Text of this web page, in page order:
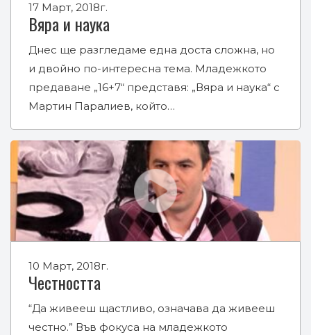
17 Март, 2018г.
Вяра и наука
Днес ще разгледаме една доста сложна, но
и двойно по-интересна тема. Младежкото
предаване „16+7“ представя: „Вяра и наука“ с
Мартин Паралиев, който…
10 Март, 2018г.
Честността
“Да живееш щастливо, означава да живееш
честно.” Във фокуса на младежкото